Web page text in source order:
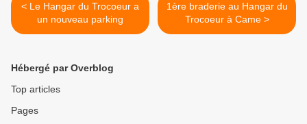
< Le Hangar du Trocoeur a
un nouveau parking
1ère braderie au Hangar du
Trocoeur à Came >
Hébergé par Overblog
Top articles
Pages